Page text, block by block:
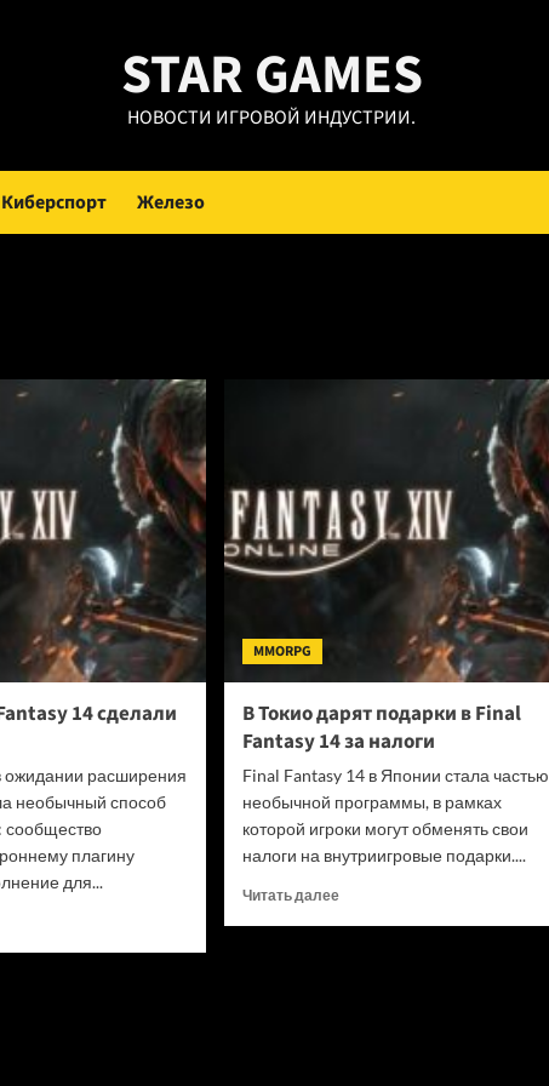
STAR GAMES
НОВОСТИ ИГРОВОЙ ИНДУСТРИИ.
Киберспорт Железо
14 сделали
ожидании расширения
необычный способ
сообщество
плагину
для...
MMORPG
В Токио дарят подарки в Final
Fantasy 14 за налоги
Final Fantasy 14 в Японии стала частью
необычной программы, в рамках
которой игроки могут обменять свои
налоги на внутриигровые подарки....
Читать далееПрочитать